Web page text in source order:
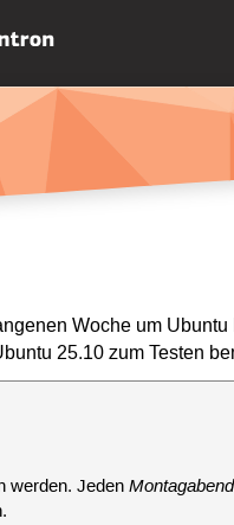
Woche um
25.10 zum Testen
werden. Jeden